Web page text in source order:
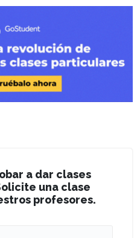
a dar clases
una clase
profesores.